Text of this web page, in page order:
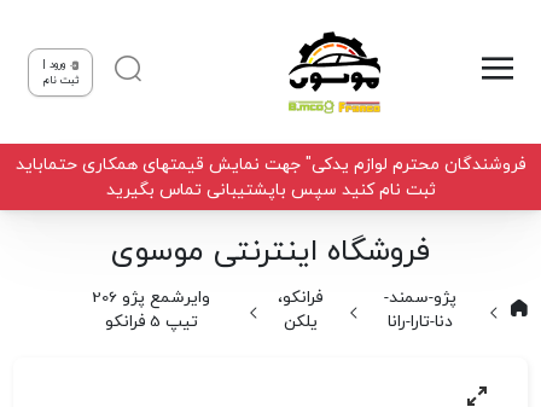
ورود |
ثبت نام
فروشندگان محترم لوازم یدکی" جهت نمایش قیمتهای همکاری حتماباید
ثبت نام کنید سپس باپشتیبانی تماس بگیرید
فروشگاه اینترنتی موسوی
پژو-سمند-
دنا-تارا-رانا
فرانکو،
یلکن
وایرشمع پژو 206
تیپ 5 فرانکو